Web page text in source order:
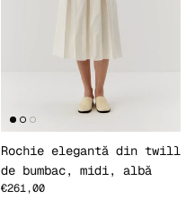
Rochie elegantă din twill
de bumbac, midi, albă
€261,00